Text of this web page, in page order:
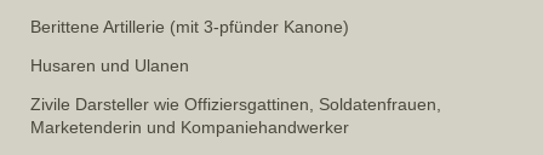
Berittene Artillerie (mit 3-pfünder Kanone)
Husaren und Ulanen
Zivile Darsteller wie Offiziersgattinen, Soldatenfrauen,
Marketenderin und Kompaniehandwerker